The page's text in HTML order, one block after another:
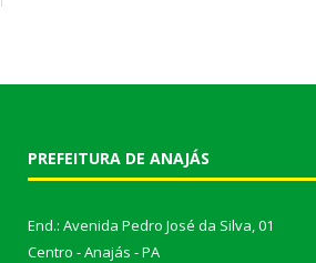
PREFEITURA DE ANAJÁS
End.: Avenida Pedro José da Silva, 01
Centro - Anajás - PA